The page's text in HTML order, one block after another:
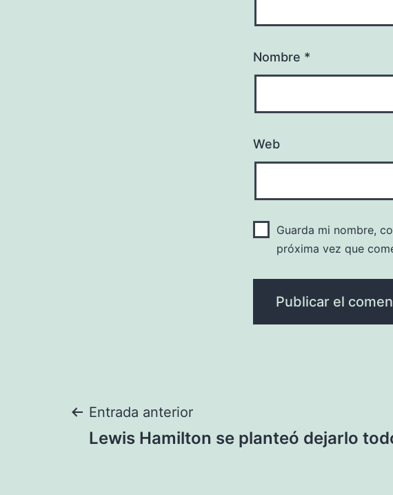
Nombre *
Web
Guarda mi nombre,
próxima vez que
Navegación
Entrada anterior
Lewis Hamilton se planteó dejarlo